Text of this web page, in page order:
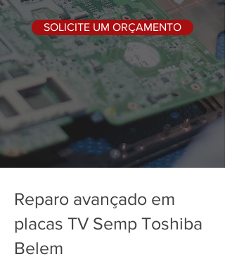
SOLICITE UM ORÇAMENTO
Reparo avançado em
placas TV Semp Toshiba
Belem